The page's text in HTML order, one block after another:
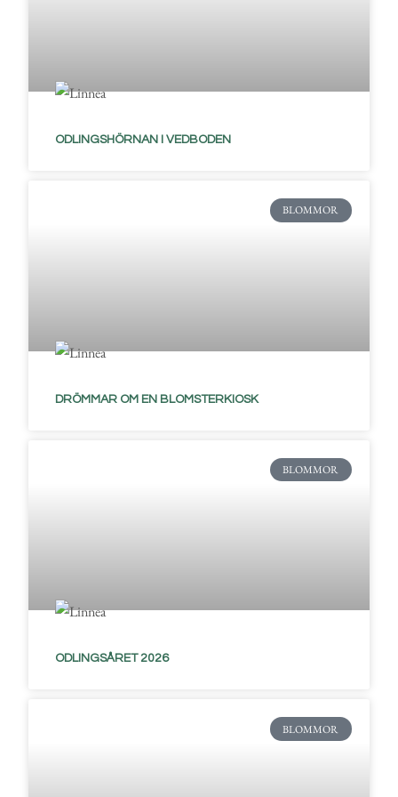
ODLINGSHÖRNAN I VEDBODEN
BLOMMOR
DRÖMMAR OM EN BLOMSTERKIOSK
BLOMMOR
ODLINGSÅRET 2026
BLOMMOR